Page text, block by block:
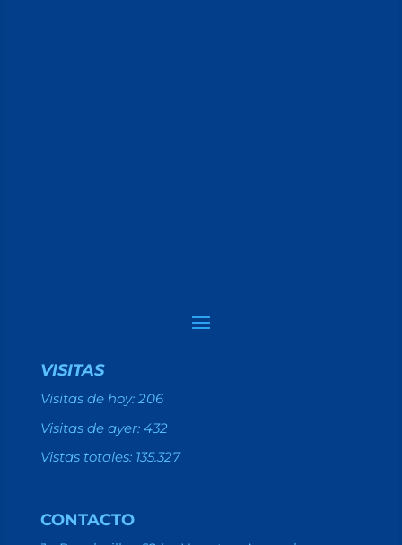
VISITAS
Visitas de hoy: 206
Visitas de ayer: 432
Vistas totales: 135.327
CONTACTO